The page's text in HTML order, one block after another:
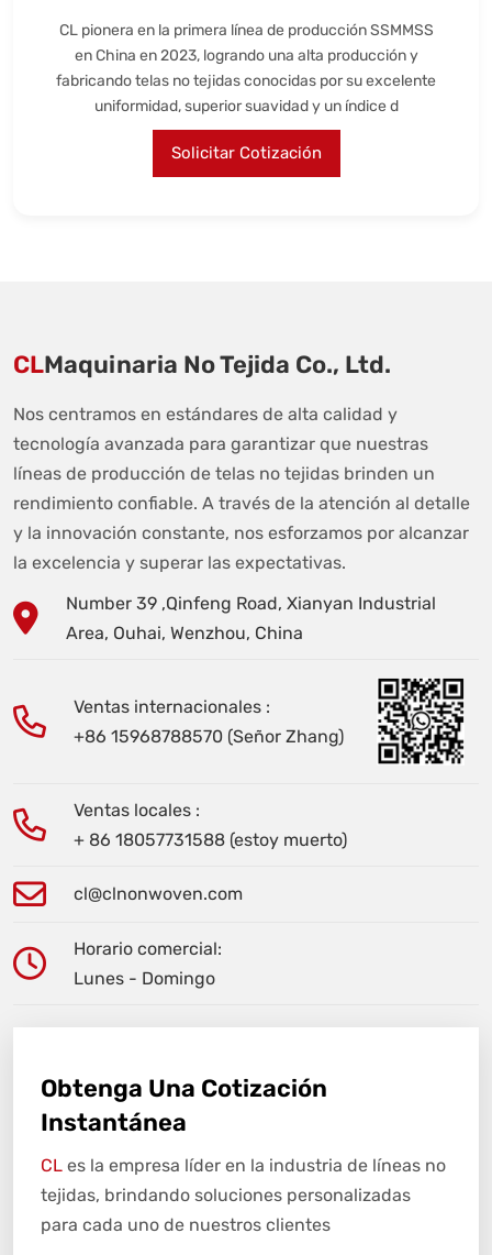
CL pionera en la primera línea de producción SSMMSS
en China en 2023, logrando una alta producción y
fabricando telas no tejidas conocidas por su excelente
uniformidad, superior suavidad y un índice d
Solicitar Cotización
CLMaquinaria No Tejida Co., Ltd.
Nos centramos en estándares de alta calidad y
tecnología avanzada para garantizar que nuestras
líneas de producción de telas no tejidas brinden un
rendimiento confiable. A través de la atención al detalle
y la innovación constante, nos esforzamos por alcanzar
la excelencia y superar las expectativas.
Number 39 ,Qinfeng Road, Xianyan Industrial
Area, Ouhai, Wenzhou, China
Ventas internacionales :
+86 15968788570 (Señor Zhang)
Ventas locales :
+ 86 18057731588 (estoy muerto)
cl@clnonwoven.com
Horario comercial:
Lunes - Domingo
Obtenga Una Cotización
Instantánea
CL es la empresa líder en la industria de líneas no
tejidas, brindando soluciones personalizadas
para cada uno de nuestros clientes